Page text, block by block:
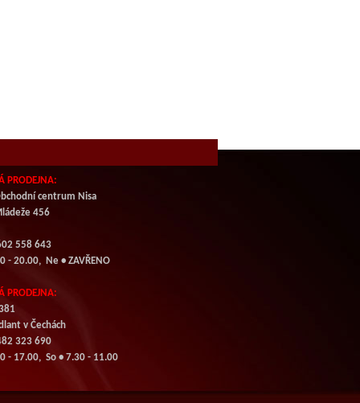
PRODEJNA:
centrum Nisa
456
558 643
- 20.00, Ne • ZAVŘENO
PRODEJNA:
v Čechách
323 690
- 17.00, So • 7.30 - 11.00